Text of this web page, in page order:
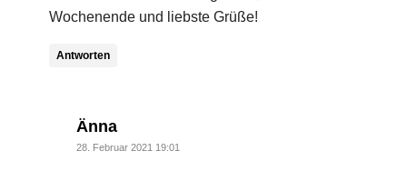
Wochenende und liebste Grüße!
Antworten
Ännasays:
28. Februar 2021 19:01